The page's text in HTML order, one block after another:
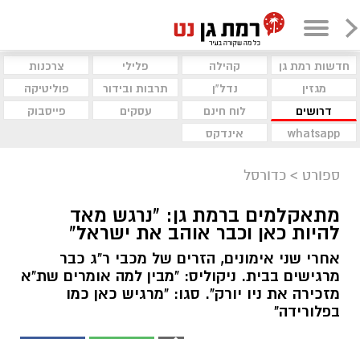
חדשות רמת גן קהילה פלילי
צרכנות
מגזין
נדל"ן תרבות ובידור
פוליטיקה
דרושים
לוח חינם עסקים
פייסבוק
whatsapp
אינדקס
ספורט > כדורסל
מתאקלמים ברמת גן: "נרגש מאד
להיות כאן וכבר אוהב את ישראל"
אחרי שני אימונים, הזרים של מכבי ר"ג כבר
מרגישים בבית. ניקוליס: "מבין למה אומרים שת"א
מזכירה את ניו יורק". סגו: "מרגיש כאן כמו
בפלורידה"